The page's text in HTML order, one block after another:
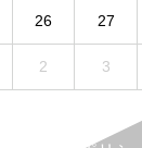
26 27
2 3